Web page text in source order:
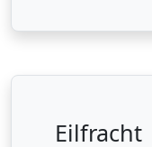
Eilfracht